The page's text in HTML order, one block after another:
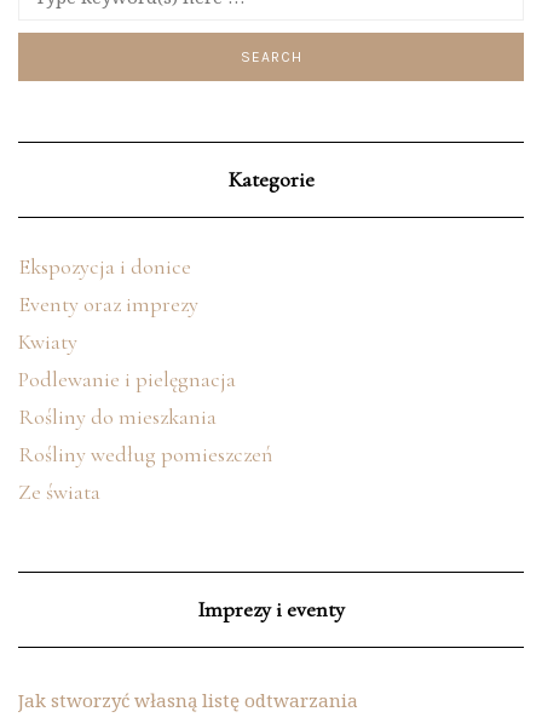
Kategorie
Ekspozycja i donice
Eventy oraz imprezy
Kwiaty
Podlewanie i pielęgnacja
Rośliny do mieszkania
Rośliny według pomieszczeń
Ze świata
Imprezy i eventy
Jak stworzyć własną listę odtwarzania